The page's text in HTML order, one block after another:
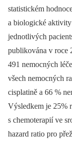
statistickém
a biologické aktivity
jednotlivých
publikována v roce
491 nemocných
všech nemocných
cisplatině a 66 %
Výsledkem je 25%
s chemoterapií ve
hazard ratio pro